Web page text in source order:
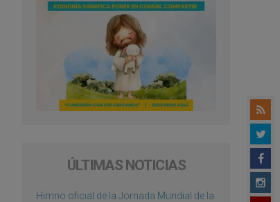
ÚLTIMAS NOTICIAS
Himno oficial de la Jornada Mundial de la